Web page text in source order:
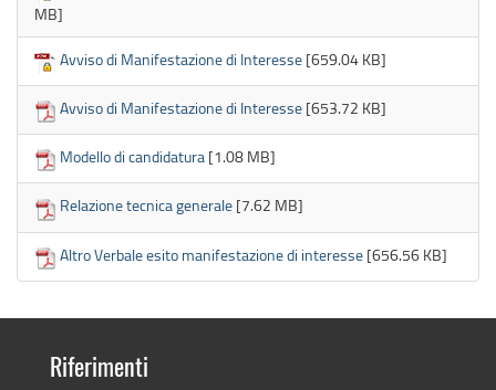
MB]
Avviso di Manifestazione di Interesse [659.04 KB]
Avviso di Manifestazione di Interesse [653.72 KB]
Modello di candidatura [1.08 MB]
Relazione tecnica generale [7.62 MB]
Altro Verbale esito manifestazione di interesse [656.56 KB]
Riferimenti